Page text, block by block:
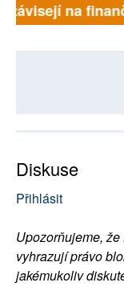
na
Diskuse
Přihlásit
Upozorňujeme,
vyhrazují právo
jakémukoliv